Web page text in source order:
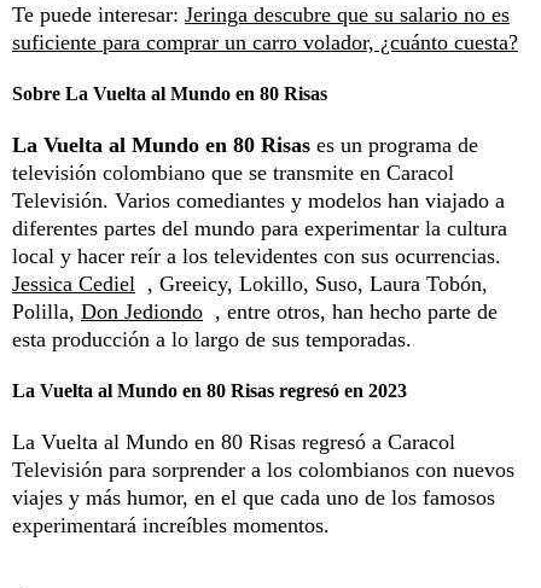
Te puede interesar: Jeringa descubre que su salario no es
suficiente para comprar un carro volador, ¿cuánto cuesta?
Sobre La Vuelta al Mundo en 80 Risas
La Vuelta al Mundo en 80 Risas es un programa de
televisión colombiano que se transmite en Caracol
Televisión. Varios comediantes y modelos han viajado a
diferentes partes del mundo para experimentar la cultura
local y hacer reír a los televidentes con sus ocurrencias.
Jessica Cediel , Greeicy, Lokillo, Suso, Laura Tobón,
Polilla, Don Jediondo , entre otros, han hecho parte de
esta producción a lo largo de sus temporadas.
La Vuelta al Mundo en 80 Risas regresó en 2023
La Vuelta al Mundo en 80 Risas regresó a Caracol
Televisión para sorprender a los colombianos con nuevos
viajes y más humor, en el que cada uno de los famosos
experimentará increíbles momentos.